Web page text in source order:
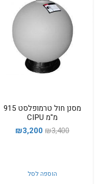
מסנן חול טרמופלסט 915
מ"מ CIPU
₪3,400
המחיר
₪3,400.
₪3,200
המחיר
הוספה לסל